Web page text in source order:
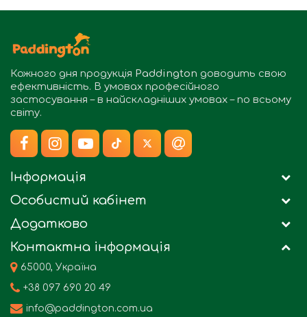
Кожного дня продукція Paddington доводить свою
ефективність. В умовах професійного
застосування – в найскладніших умовах – по всьому
світу.
Інформація
Особистий кабінет
Додатково
Контактна інформація
65000, Україна
+38 097 690 20 49
info@paddington.com.ua